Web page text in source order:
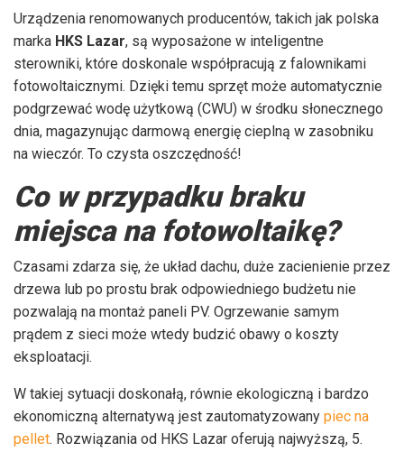
Urządzenia renomowanych producentów, takich jak polska
marka HKS Lazar, są wyposażone w inteligentne
sterowniki, które doskonale współpracują z falownikami
fotowoltaicznymi. Dzięki temu sprzęt może automatycznie
podgrzewać wodę użytkową (CWU) w środku słonecznego
dnia, magazynując darmową energię cieplną w zasobniku
na wieczór. To czysta oszczędność!
Co w przypadku braku
miejsca na fotowoltaikę?
Czasami zdarza się, że układ dachu, duże zacienienie przez
drzewa lub po prostu brak odpowiedniego budżetu nie
pozwalają na montaż paneli PV. Ogrzewanie samym
prądem z sieci może wtedy budzić obawy o koszty
eksploatacji.
W takiej sytuacji doskonałą, równie ekologiczną i bardzo
ekonomiczną alternatywą jest zautomatyzowany piec na
pellet. Rozwiązania od HKS Lazar oferują najwyższą, 5.